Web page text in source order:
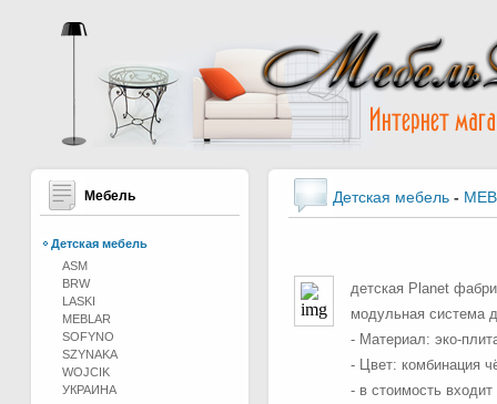
Мебель
Детская мебель
ASM
BRW
LASKI
MEBLAR
SOFYNO
SZYNAKA
WOJCIK
УКРАИНА
Детская мебель -
детская Planet
модульная система
- Материал: эко-
- Цвет: комбинация
- в стоимость входит